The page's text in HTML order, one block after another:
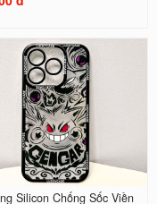
Silicon Chống Sốc Viền